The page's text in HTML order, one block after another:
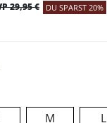
29,95 € DU SPARST 20%
M L